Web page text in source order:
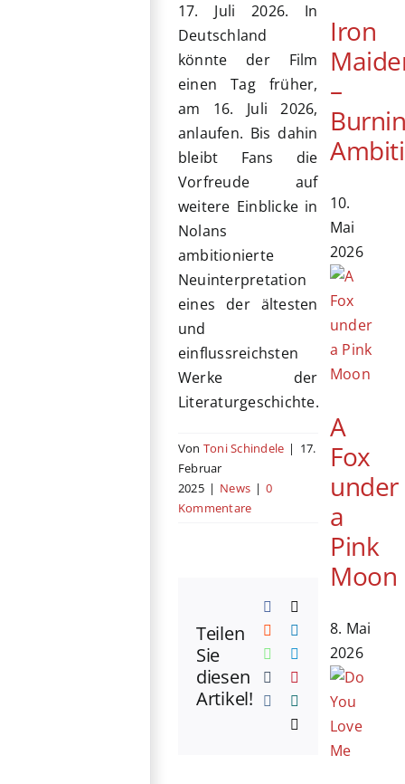
17. Juli 2026. In
Deutschland
könnte der Film
einen Tag früher,
am 16. Juli 2026,
anlaufen. Bis dahin
bleibt Fans die
Vorfreude auf
weitere Einblicke in
Nolans
ambitionierte
Neuinterpretation
eines der ältesten
und
einflussreichsten
Werke der
Literaturgeschichte.
Von Toni Schindele | 17.
Februar
2025 | News | 0
Kommentare
Teilen
Sie
diesen
Artikel!
Facebook
Reddit LinkedIn
WhatsApp
Telegram
TumblrPinterest
Iron
–
10.
Mai
2026
A
Fox
under
a
Pink
Moon
8. Mai
2026